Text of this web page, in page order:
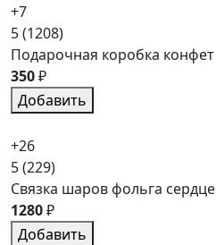
+7
5(1208)
Подарочная коробка конфет
350₽
Добавить
+26
5(229)
Связка шаров фольга сердце
1280₽
Добавить